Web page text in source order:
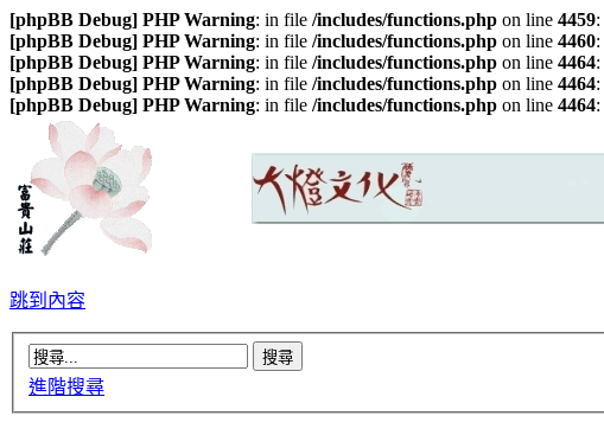
[phpBB Debug] PHP Warning: in file /includes/functions.php on line 4459:
[phpBB Debug] PHP Warning: in file /includes/functions.php on line 4460:
[phpBB Debug] PHP Warning: in file /includes/functions.php on line 4464:
[phpBB Debug] PHP Warning: in file /includes/functions.php on line 4464:
[phpBB Debug] PHP Warning: in file /includes/functions.php on line 4464:
跳到內容
進階搜尋